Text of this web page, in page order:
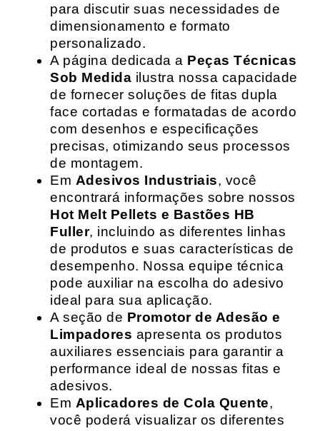
para discutir suas necessidades de
dimensionamento e formato
personalizado.
A página dedicada a Peças Técnicas
Sob Medida ilustra nossa capacidade
de fornecer soluções de fitas dupla
face cortadas e formatadas de acordo
com desenhos e especificações
precisas, otimizando seus processos
de montagem.
Em Adesivos Industriais, você
encontrará informações sobre nossos
Hot Melt Pellets e Bastões HB
Fuller, incluindo as diferentes linhas
de produtos e suas características de
desempenho. Nossa equipe técnica
pode auxiliar na escolha do adesivo
ideal para sua aplicação.
A seção de Promotor de Adesão e
Limpadores apresenta os produtos
auxiliares essenciais para garantir a
performance ideal de nossas fitas e
adesivos.
Em Aplicadores de Cola Quente,
você poderá visualizar os diferentes